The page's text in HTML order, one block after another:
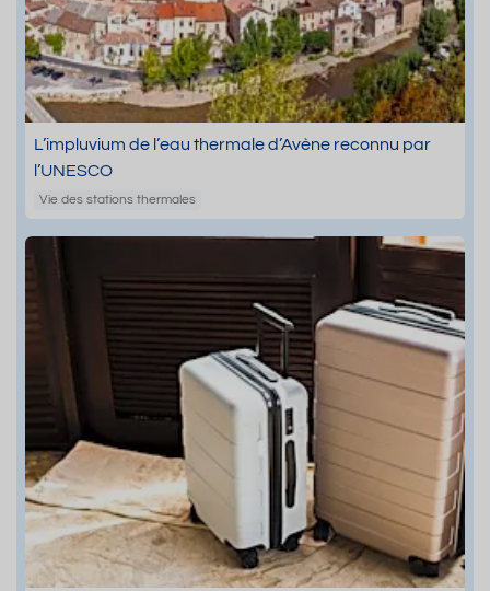
L’impluvium de l’eau thermale d’Avène reconnu par
l’UNESCO
Vie des stations thermales